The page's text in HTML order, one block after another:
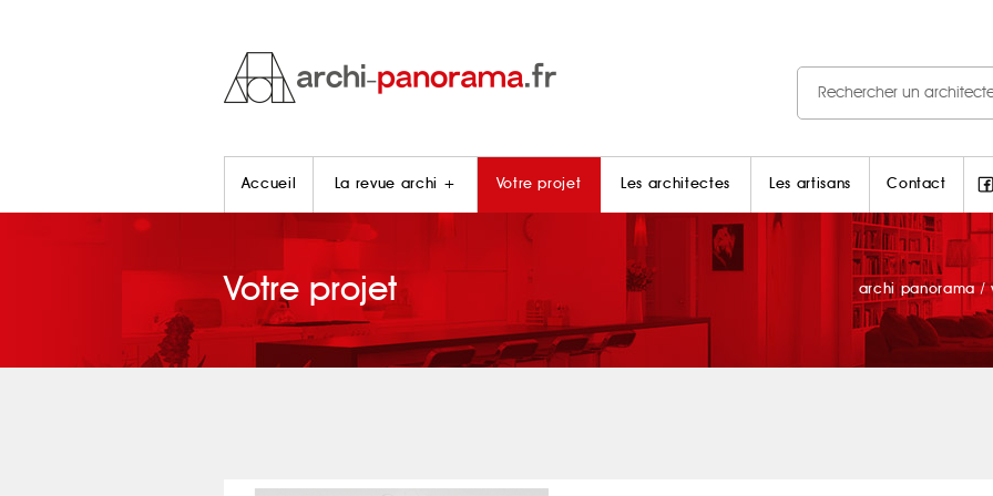
Accueil La revue archi + Votre projet Les architectes Les artisans Contact
Votre projet archi panorama /